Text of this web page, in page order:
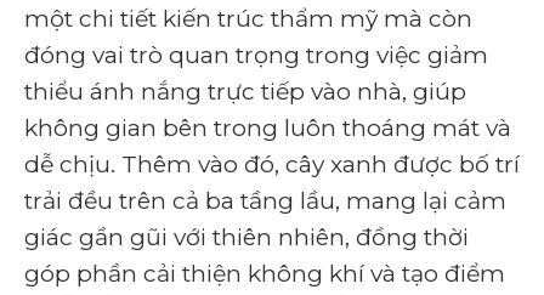
một chi tiết kiến trúc thẩm mỹ mà còn
đóng vai trò quan trọng trong việc giảm
thiểu ánh nắng trực tiếp vào nhà, giúp
không gian bên trong luôn thoáng mát và
dễ chịu. Thêm vào đó, cây xanh được bố trí
trải đều trên cả ba tầng lầu, mang lại cảm
giác gần gũi với thiên nhiên, đồng thời
góp phần cải thiện không khí và tạo điểm